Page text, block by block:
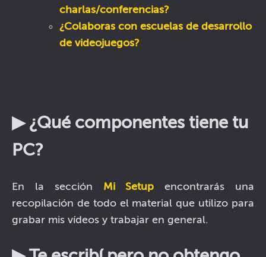
charlas/conferencias?
¿Colaboras con escuelas de desarrollo
de videojuegos?
▶ ¿Qué componentes tiene tu
PC?
En la sección Mi Setup encontrarás una
recopilación de todo el material que utilizo para
grabar mis vídeos y trabajar en general.